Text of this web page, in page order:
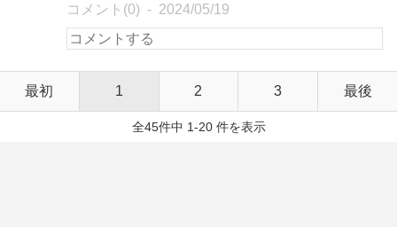
コメント(0) 2024/05/19
最初 1 2 3 最後
全45件中 1-20 件を表示